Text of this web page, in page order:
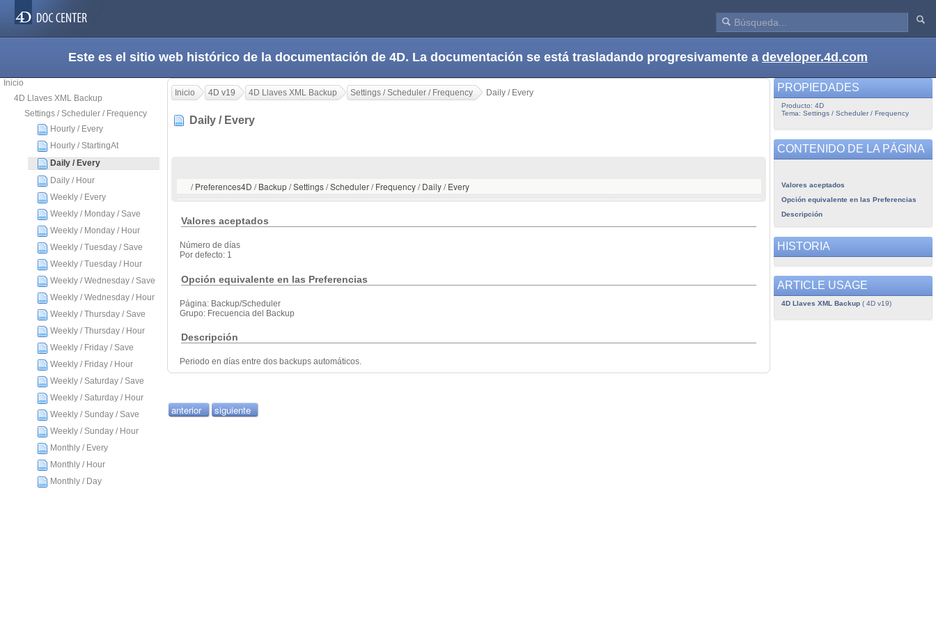
Este es el sitio web histórico de la documentación de 4D. La documentación se está trasladando progresivamente a developer.4d.com
Inicio
4D Llaves XML Backup
Settings / Scheduler / Frequency
Hourly / Every
Hourly / StartingAt
Daily / Every
Daily / Hour
Weekly / Every
Weekly / Monday / Save
Weekly / Monday / Hour
Weekly / Tuesday / Save
Weekly / Tuesday / Hour
Weekly / Wednesday / Save
Weekly / Wednesday / Hour
Weekly / Thursday / Save
Weekly / Thursday / Hour
Weekly / Friday / Save
Weekly / Friday / Hour
Weekly / Saturday / Save
Weekly / Saturday / Hour
Weekly / Sunday / Save
Weekly / Sunday / Hour
Monthly / Every
Monthly / Hour
Monthly / Day
Inicio 4D v19 4D Llaves XML Backup Settings / Scheduler / Frequency Daily / Every
Daily / Every
/ Preferences4D / Backup / Settings / Scheduler / Frequency / Daily / Every
Valores aceptados
Número de días
Por defecto: 1
Opción equivalente en las Preferencias
Página: Backup/Scheduler
Grupo: Frecuencia del Backup
Descripción
Periodo en días entre dos backups automáticos.
anterior siguiente
PROPIEDADES
Producto: 4D
Tema: Settings / Scheduler / Frequency
CONTENIDO DE LA PÁGINA
Valores aceptados
Opción equivalente en las Preferencias
Descripción
HISTORIA
ARTICLE USAGE
4D Llaves XML Backup( 4D v19)